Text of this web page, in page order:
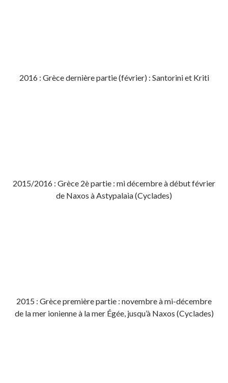
2016 : Grèce dernière partie (février) : Santorini et Kriti
2015/2016 : Grèce 2è partie : mi décembre à début février
de Naxos à Astypalaia (Cyclades)
2015 : Grèce première partie : novembre à mi-décembre
de la mer ionienne à la mer Égée, jusqu’à Naxos (Cyclades)